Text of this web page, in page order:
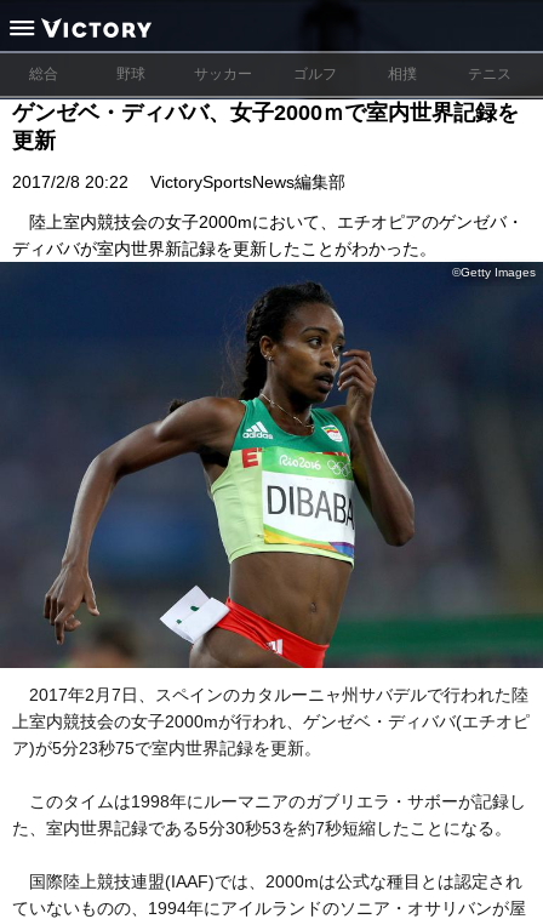
総合 野球 サッカー ゴルフ 相撲 テニス
ゲンゼベ・ディババ、女子2000ｍで室内世界記録を
更新
2017/2/8 20:22 VictorySportsNews編集部
陸上室内競技会の女子2000mにおいて、エチオピアのゲンゼバ・
ディババが室内世界新記録を更新したことがわかった。
©Getty Images
2017年2月7日、スペインのカタルーニャ州サバデルで行われた陸
上室内競技会の女子2000mが行われ、ゲンゼベ・ディババ(エチオピ
ア)が5分23秒75で室内世界記録を更新。
このタイムは1998年にルーマニアのガブリエラ・サボーが記録し
た、室内世界記録である5分30秒53を約7秒短縮したことになる。
国際陸上競技連盟(IAAF)では、2000mは公式な種目とは認定され
ていないものの、1994年にアイルランドのソニア・オサリバンが屋